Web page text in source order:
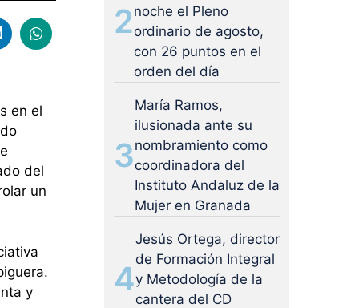
en el
del
un
y
2noche el Pleno
ordinario de agosto,
con 26 puntos en el
orden del día
3
María Ramos,
ilusionada ante su
nombramiento como
coordinadora del
Instituto Andaluz de la
Mujer en Granada
4
Jesús Ortega, director
de Formación Integral
y Metodología de la
cantera del CD